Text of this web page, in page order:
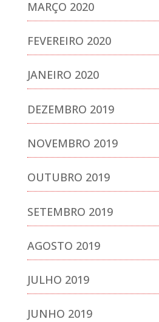
MARÇO 2020
FEVEREIRO 2020
JANEIRO 2020
DEZEMBRO 2019
NOVEMBRO 2019
OUTUBRO 2019
SETEMBRO 2019
AGOSTO 2019
JULHO 2019
JUNHO 2019